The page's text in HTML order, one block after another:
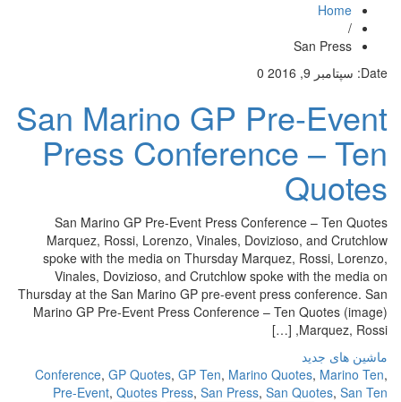
Home
/
San Press
Date: سپتامبر 9, 2016 0
San Marino GP Pre-Event
Press Conference – Ten
Quotes
San Marino GP Pre-Event Press Conference – Ten Quotes
Marquez, Rossi, Lorenzo, Vinales, Dovizioso, and Crutchlow
spoke with the media on Thursday Marquez, Rossi, Lorenzo,
Vinales, Dovizioso, and Crutchlow spoke with the media on
Thursday at the San Marino GP pre-event press conference. San
Marino GP Pre-Event Press Conference – Ten Quotes (image)
Marquez, Rossi, […]
ماشین های جدید
Conference,GP Quotes,GP Ten,Marino Quotes,Marino Ten
Pre-Event,Quotes Press,San Press,San Quotes,San Ten